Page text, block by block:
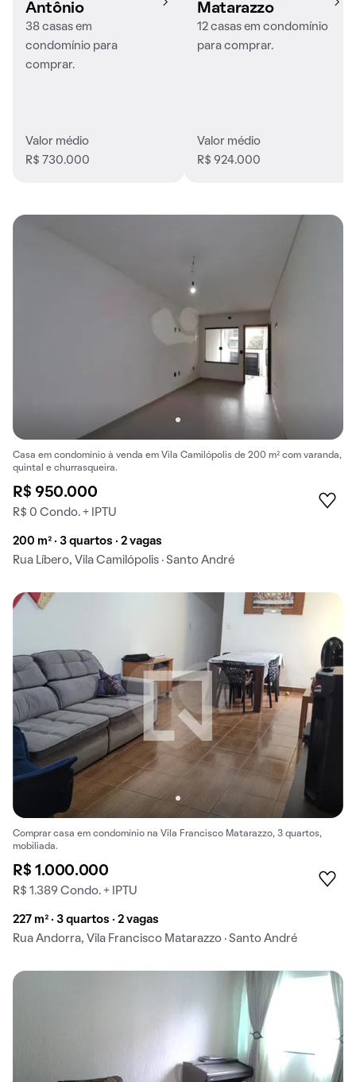
Antônio
38 casas em
condomínio para
comprar.
Valor médio
R$ 730.000
Matarazzo
12 casas em condomínio
para comprar.
Valor médio
R$ 924.000
Casa em condomínio à venda em Vila Camilópolis de 200 m² com varanda,
quintal e churrasqueira.
R$ 950.000
R$ 0 Condo. + IPTU
200 m² · 3 quartos · 2 vagas
Rua Líbero, Vila Camilópolis · Santo André
Comprar casa em condomínio na Vila Francisco Matarazzo, 3 quartos,
mobiliada.
R$ 1.000.000
R$ 1.389 Condo. + IPTU
227 m² · 3 quartos · 2 vagas
Rua Andorra, Vila Francisco Matarazzo · Santo André